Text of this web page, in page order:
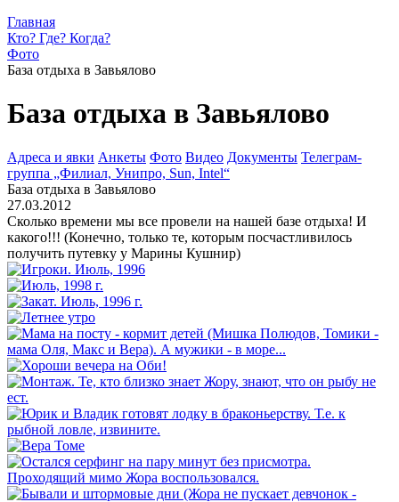
Главная
Кто? Где? Когда?
Фото
База отдыха в Завьялово
База отдыха в Завьялово
Адреса и явки Анкеты Фото Видео Документы Телеграм-
группа „Филиал, Унипро, Sun, Intel“
База отдыха в Завьялово
27.03.2012
Сколько времени мы все провели на нашей базе отдыха! И
какого!!! (Конечно, только те, которым посчастливилось
получить путевку у Марины Кушнир)